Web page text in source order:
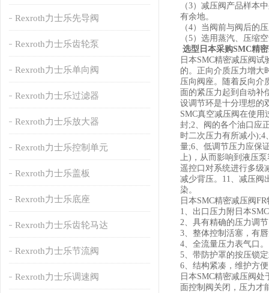
Rexroth力士乐先导阀
Rexroth力士乐齿轮泵
Rexroth力士乐单向阀
Rexroth力士乐过滤器
Rexroth力士乐放大器
Rexroth力士乐控制单元
Rexroth力士乐盖板
Rexroth力士乐底座
Rexroth力士乐齿轮马达
Rexroth力士乐节流阀
Rexroth力士乐调速阀
（3）减压阀产品样本
有余地。
（4）当阀前与阀后的
（5）选用蒸汽、压缩
选型日本采购SMC精
日本SMC精密减压阀
的。正向介质压力增大
压向阀座。随着反向介
面的紧压力起到自动补
设调节环是十分理想的
SMC真空减压阀在使
封;2、阀的各个油口应
时二次压力有所减小
量;6、低调节压力应保
上)，从而影响到液压
遥控口对系统进行多级
减少背压。11、减压阀
染。
日本SMC精密减压阀
1、出口压力附日本
2、具有精确的压力调
3、整体控制活塞，有
4、全流量压力表气口。
5、带防护罩的按压锁
6、结构紧凑，维护方
日本SMC精密减压阀
面控制阀关闭，压力才